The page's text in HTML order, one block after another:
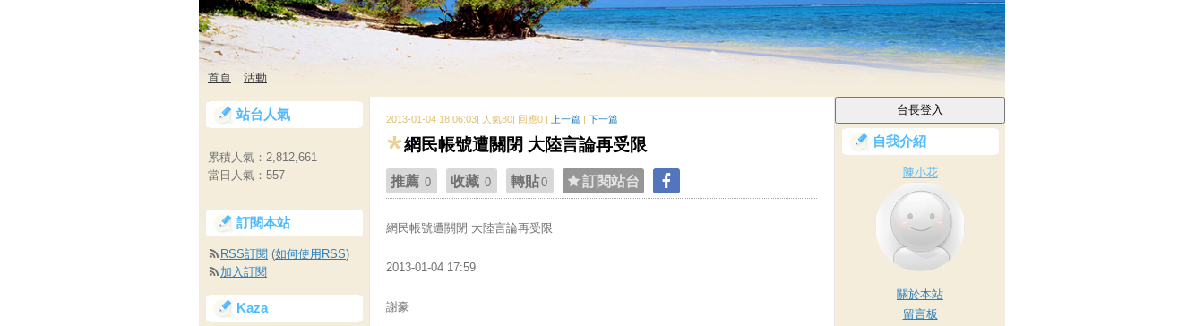
首頁 活動
2013-01-04 18:06:03| 人氣80| 回應0 | 上一篇 | 下一篇
網民帳號遭關閉 大陸言論再受限
推薦 0 收藏 0 轉貼0 訂閱站台
網民帳號遭關閉 大陸言論再受限
2013-01-04 17:59
謝豪
自我介紹
陳小花
關於本站
留言板
站台人氣
累積人氣： 2,812,661
當日人氣： 557
訂閱本站
RSS訂閱 (如何使用RSS)
加入訂閱
Kaza